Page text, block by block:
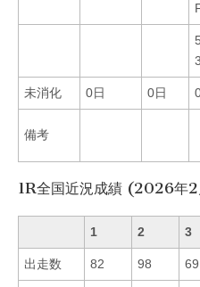
未消化 0日 0日
備考
1R全国近況成績 (2026年2
1 2 3
出走数 82 98 69